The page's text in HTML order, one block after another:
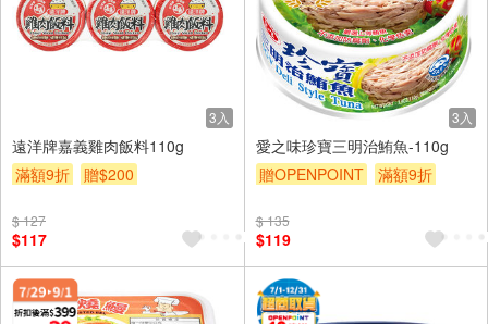
3入
遠洋牌嘉義雞肉飯料110g
滿額9折
贈$200
$ 127
$117
3入
愛之味珍寶三明治鮪魚-110g
贈OPENPOINT
滿額9折
$ 135
$119